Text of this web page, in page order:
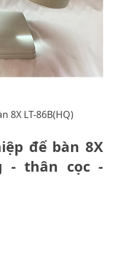
8X LT-86B(HQ)
để bàn 8X
- thân cọc -